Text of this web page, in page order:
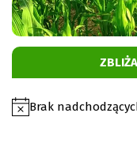
To
pole
puste
Powiadomienie
Brak